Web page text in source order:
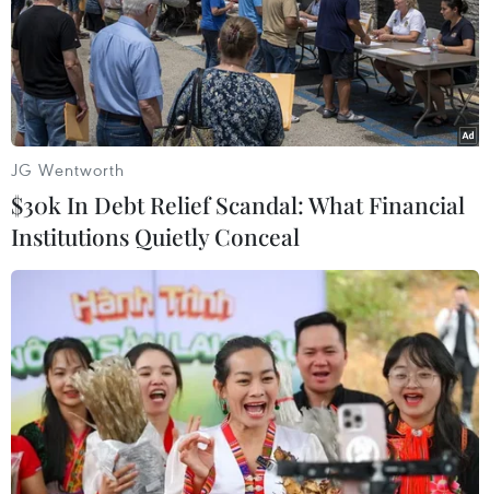
(TTXVN/Vietnam+)
#Lễ hội bánh bao
#Du lịch Hong Kong
#Đại lễ Phật Đản
Hongkong
JG Wentworth
$30k In Debt Relief Scandal: What Financial
Institutions Quietly Conceal